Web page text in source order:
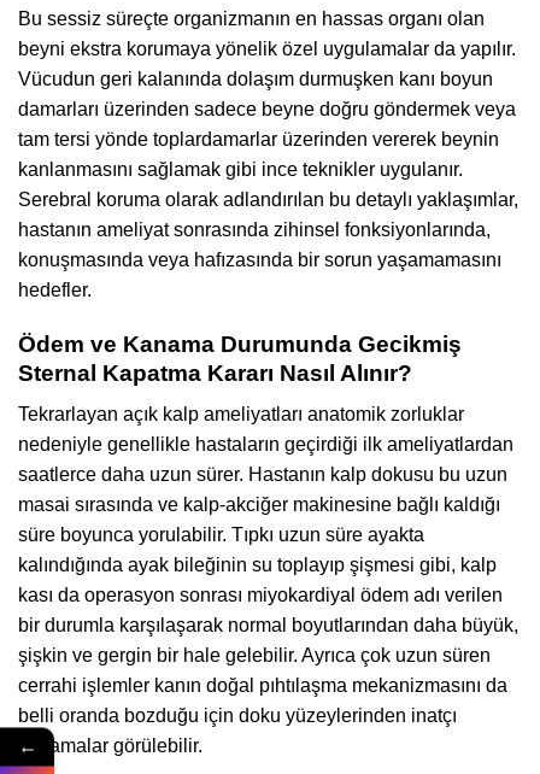
Bu sessiz süreçte organizmanın en hassas organı olan
beyni ekstra korumaya yönelik özel uygulamalar da yapılır.
Vücudun geri kalanında dolaşım durmuşken kanı boyun
damarları üzerinden sadece beyne doğru göndermek veya
tam tersi yönde toplardamarlar üzerinden vererek beynin
kanlanmasını sağlamak gibi ince teknikler uygulanır.
Serebral koruma olarak adlandırılan bu detaylı yaklaşımlar,
hastanın ameliyat sonrasında zihinsel fonksiyonlarında,
konuşmasında veya hafızasında bir sorun yaşamamasını
hedefler.
Ödem ve Kanama Durumunda Gecikmiş
Sternal Kapatma Kararı Nasıl Alınır?
Tekrarlayan açık kalp ameliyatları anatomik zorluklar
nedeniyle genellikle hastaların geçirdiği ilk ameliyatlardan
saatlerce daha uzun sürer. Hastanın kalp dokusu bu uzun
masai sırasında ve kalp-akciğer makinesine bağlı kaldığı
süre boyunca yorulabilir. Tıpkı uzun süre ayakta
kalındığında ayak bileğinin su toplayıp şişmesi gibi, kalp
kası da operasyon sonrası miyokardiyal ödem adı verilen
bir durumla karşılaşarak normal boyutlarından daha büyük,
şişkin ve gergin bir hale gelebilir. Ayrıca çok uzun süren
cerrahi işlemler kanın doğal pıhtılaşma mekanizmasını da
belli oranda bozduğu için doku yüzeylerinden inatçı
kanamalar görülebilir.
←